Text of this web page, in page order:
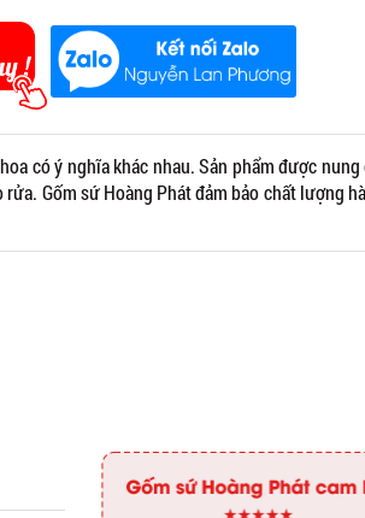
có ý nghĩa khác nhau. Sản phẩm được
Gốm sứ Hoàng Phát đảm bảo chất lượng